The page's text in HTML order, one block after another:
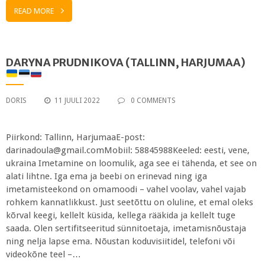
READ MORE
DARYNA PRUDNIKOVA (TALLINN, HARJUMAA)
DORIS 11 JUULI 2022 0 COMMENTS
Piirkond: Tallinn, HarjumaaE-post:
darinadoula@gmail.comMobiil: 58845988Keeled: eesti, vene,
ukraina Imetamine on loomulik, aga see ei tähenda, et see on
alati lihtne. Iga ema ja beebi on erinevad ning iga
imetamisteekond on omamoodi – vahel voolav, vahel vajab
rohkem kannatlikkust. Just seetõttu on oluline, et emal oleks
kõrval keegi, kellelt küsida, kellega rääkida ja kellelt tuge
saada. Olen sertifitseeritud sünnitoetaja, imetamisnõustaja
ning nelja lapse ema. Nõustan koduvisiitidel, telefoni või
videokõne teel –…